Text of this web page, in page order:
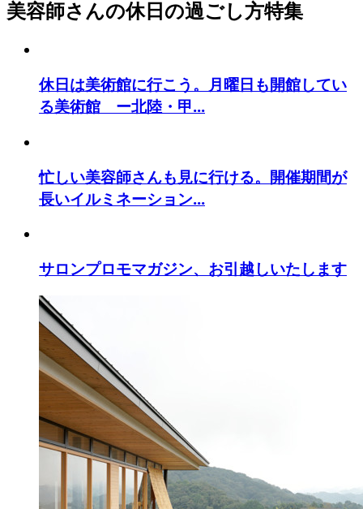
美容師さんの休日の過ごし方特集
休日は美術館に行こう。月曜日も開館してい
る美術館 ー北陸・甲...
忙しい美容師さんも見に行ける。開催期間が
長いイルミネーション...
サロンプロモマガジン、お引越しいたします